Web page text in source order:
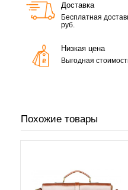
Доставка
Бесплатная
руб.
Низкая цена
Выгодная
Похожие товары